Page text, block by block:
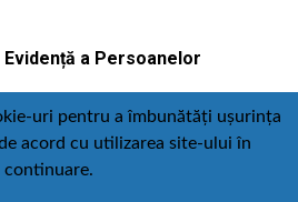
a Persoanelor
de confidențialitate
uri pentru a îmbunătăți ușurința
acord cu utilizarea site-ului în
continuare.